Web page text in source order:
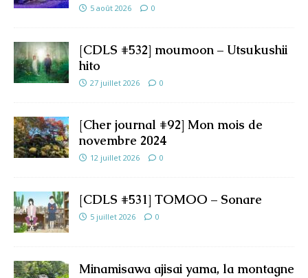
5 août 2026 0
[CDLS #532] moumoon – Utsukushii
hito
27 juillet 2026 0
[Cher journal #92] Mon mois de
novembre 2024
12 juillet 2026 0
[CDLS #531] TOMOO – Sonare
5 juillet 2026 0
Minamisawa ajisai yama, la montagne